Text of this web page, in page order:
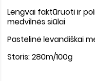
Lengvai faktūruoti ir
medvilnės siūlai
Pastelinė levandiškai
Storis: 280m/100g